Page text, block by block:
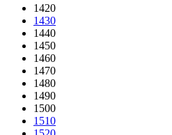
1420
1430
1440
1450
1460
1470
1480
1490
1500
1510